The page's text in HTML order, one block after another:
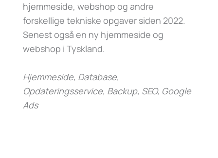
hjemmeside, webshop og andre
forskellige tekniske opgaver siden 2022.
Senest også en ny hjemmeside og
webshop i Tyskland.
Hjemmeside, Database,
Opdateringsservice, Backup, SEO, Google
Ads